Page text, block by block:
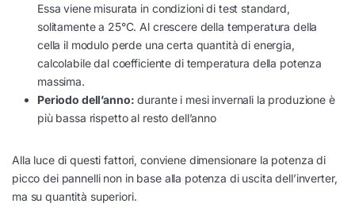
Essa viene misurata in condizioni di test standard,
solitamente a 25°C. Al crescere della temperatura della
cella il modulo perde una certa quantità di energia,
calcolabile dal coefficiente di temperatura della potenza
massima.
Periodo dell’anno: durante i mesi invernali la produzione è
più bassa rispetto al resto dell’anno
Alla luce di questi fattori, conviene dimensionare la potenza di
picco dei pannelli non in base alla potenza di uscita dell’inverter,
ma su quantità superiori.